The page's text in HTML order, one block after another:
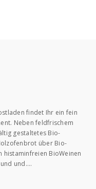
findet Ihr ein fein
Neben feldfrischem
gestaltetes Bio-
über Bio-
histaminfreien BioWeinen
und….